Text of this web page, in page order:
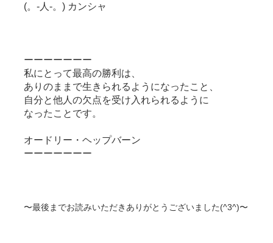
(。-人-。) カンシャ
ーーーーーーー
私にとって最高の勝利は、
ありのままで生きられるようになったこと、
自分と他人の欠点を受け入れられるように
なったことです。
オードリー・ヘップバーン
ーーーーーーー
〜最後までお読みいただきありがとうございました(^3^)〜